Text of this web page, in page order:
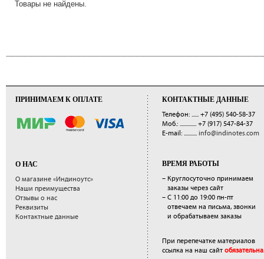
Товары не найдены.
ПРИНИМАЕМ К ОПЛАТЕ
О НАС
О магазине «Индиноутс»
Наши преимущества
Отзывы о нас
Реквизиты
Контактные данные
КОНТАКТНЫЕ ДАННЫЕ
Телефон: ...... +7 (495) 540-58-37
Моб.: .............. +7 (917) 547-84-37
E-mail: ........... info@indinotes.com
ВРЕМЯ РАБОТЫ
– Круглосуточно принимаем
заказы через сайт
– С 11:00 до 19:00 пн-пт
отвечаем на письма, звонки
и обрабатываем заказы
При перепечатке материалов
ссылка на наш сайт обязательна.